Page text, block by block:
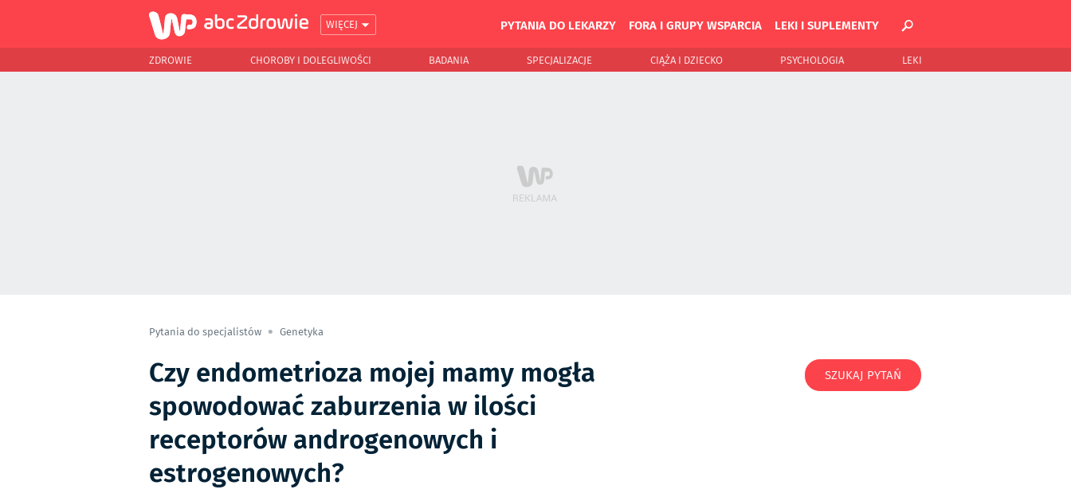
WIĘCEJ PYTANIA DO LEKARZY FORA I GRUPY WSPARCIA LEKI I SUPLEMENTY
ZDROWIE CHOROBY I DOLEGLIWOŚCI BADANIA SPECJALIZACJE CIĄŻA I DZIECKO PSYCHOLOGIA LEKI
Pytania do specjalistów Genetyka
Czy endometrioza mojej mamy mogła
spowodować zaburzenia w ilości
receptorów androgenowych i
estrogenowych?
SZUKAJ PYTAŃ